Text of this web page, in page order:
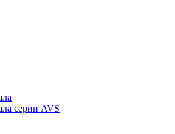
серии AVS